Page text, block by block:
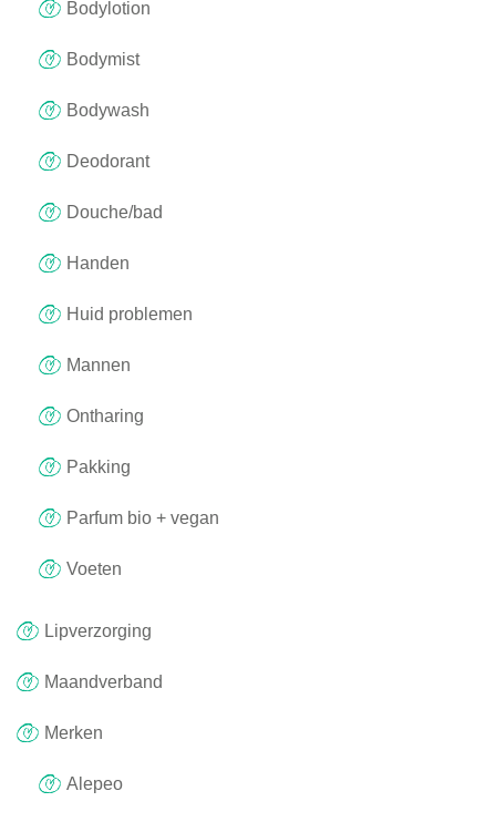
Bodylotion
Bodymist
Bodywash
Deodorant
Douche/bad
Handen
Huid problemen
Mannen
Ontharing
Pakking
Parfum bio + vegan
Voeten
Lipverzorging
Maandverband
Merken
Alepeo